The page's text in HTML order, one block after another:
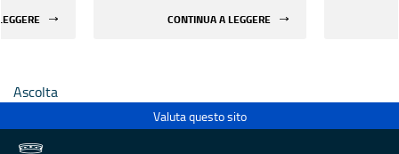
CONTINUA A LEGGERE
Ascolta
Valuta questo sito